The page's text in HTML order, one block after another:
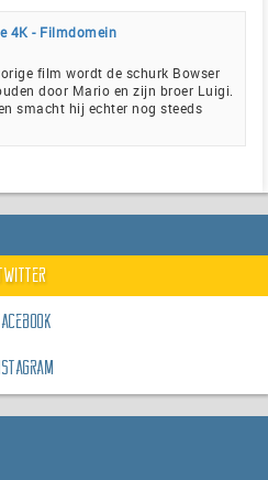
4K - Filmdomein
film wordt de schurk Bowser
door Mario en zijn broer Luigi.
smacht hij echter nog steeds